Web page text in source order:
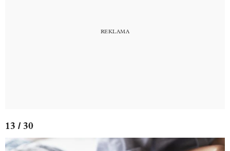
13 / 30